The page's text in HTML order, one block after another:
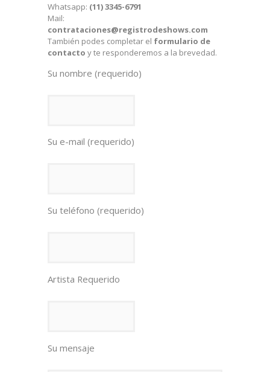
Whatsapp: (11) 3345-6791
Mail:
contrataciones@registrodeshows.com
También podes completar el formulario de
contacto y te responderemos a la brevedad.
Su nombre (requerido)
Su e-mail (requerido)
Su teléfono (requerido)
Artista Requerido
Su mensaje